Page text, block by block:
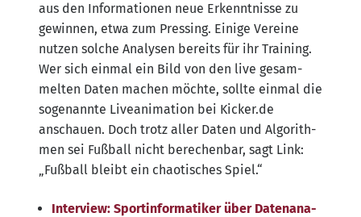
aus den Infor­ma­tio­nen neue Erkennt­nis­se zu
gewin­nen, etwa zum Pres­sing. Eini­ge Ver­ei­ne
nut­zen sol­che Ana­ly­sen bereits für ihr Trai­ning.
Wer sich ein­mal ein Bild von den live gesam­
mel­ten Daten machen möch­te, soll­te ein­mal die
soge­nann­te Live­ani­ma­ti­on bei Kicker​.de
anschau­en. Doch trotz aller Daten und Algo­rith­
men sei Fuß­ball nicht bere­chen­bar, sagt Link:
„Fuß­ball bleibt ein chao­ti­sches Spiel.“
Inter­view: Sport­in­for­ma­ti­ker über Daten­ana­